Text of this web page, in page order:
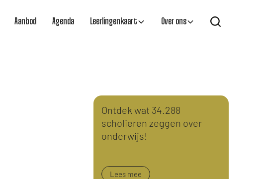
Aanbod Agenda Leerlingenkaart Over ons
Ontdek wat 34.288
scholieren zeggen over
onderwijs!
Lees mee